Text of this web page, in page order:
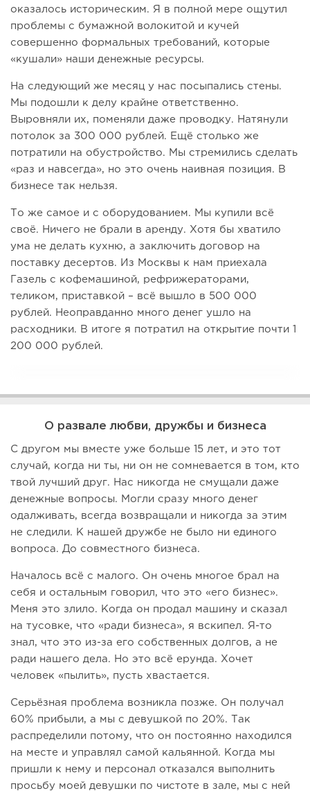
оказалось историческим. Я в полной мере ощутил
проблемы с бумажной волокитой и кучей
совершенно формальных требований, которые
«кушали» наши денежные ресурсы.
На следующий же месяц у нас посыпались стены.
Мы подошли к делу крайне ответственно.
Выровняли их, поменяли даже проводку. Натянули
потолок за 300 000 рублей. Ещё столько же
потратили на обустройство. Мы стремились сделать
«раз и навсегда», но это очень наивная позиция. В
бизнесе так нельзя.
То же самое и с оборудованием. Мы купили всё
своё. Ничего не брали в аренду. Хотя бы хватило
ума не делать кухню, а заключить договор на
поставку десертов. Из Москвы к нам приехала
Газель с кофемашиной, рефрижераторами,
теликом, приставкой – всё вышло в 500 000
рублей. Неоправданно много денег ушло на
расходники. В итоге я потратил на открытие почти 1
200 000 рублей.
О развале любви, дружбы и бизнеса
С другом мы вместе уже больше 15 лет, и это тот
случай, когда ни ты, ни он не сомневается в том, кто
твой лучший друг. Нас никогда не смущали даже
денежные вопросы. Могли сразу много денег
одалживать, всегда возвращали и никогда за этим
не следили. К нашей дружбе не было ни единого
вопроса. До совместного бизнеса.
Началось всё с малого. Он очень многое брал на
себя и остальным говорил, что это «его бизнес».
Меня это злило. Когда он продал машину и сказал
на тусовке, что «ради бизнеса», я вскипел. Я-то
знал, что это из-за его собственных долгов, а не
ради нашего дела. Но это всё ерунда. Хочет
человек «пылить», пусть хвастается.
Серьёзная проблема возникла позже. Он получал
60% прибыли, а мы с девушкой по 20%. Так
распределили потому, что он постоянно находился
на месте и управлял самой кальянной. Когда мы
пришли к нему и персонал отказался выполнить
просьбу моей девушки по чистоте в зале, мы с ней